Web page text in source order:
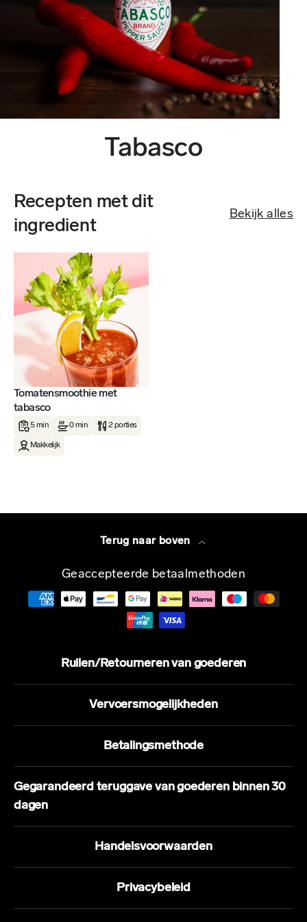
Tabasco
Recepten met dit
ingredient
Bekijk alles
Tomatensmoothie met
tabasco
5 min 0 min 2 porties
Makkelijk
Terug naar boven
Geaccepteerde betaalmethoden
Ruilen/Retourneren van goederen
Vervoersmogelijkheden
Betalingsmethode
Gegarandeerd teruggave van goederen binnen 30
dagen
Handelsvoorwaarden
Privacybeleid